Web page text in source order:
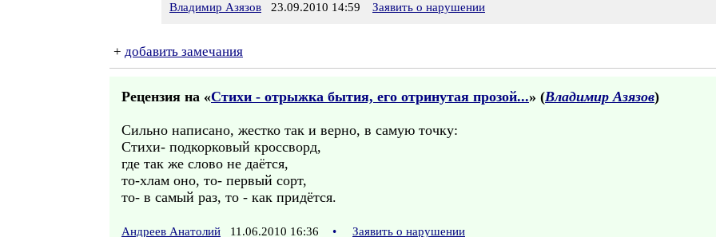
Владимир Азязов 23.09.2010 14:59 Заявить о нарушении
+ добавить замечания
Рецензия на «Стихи - отрыжка бытия, его отринутая прозой...» (Владимир Азязов)
Сильно написано, жестко так и верно, в самую точку:
Стихи- подкорковый кроссворд,
где так же слово не даётся,
то-хлам оно, то- первый сорт,
то- в самый раз, то - как придётся.
Андреев Анатолий 11.06.2010 16:36 • Заявить о нарушении